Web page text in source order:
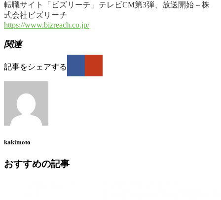
転職サイト「ビズリーチ」テレビCM第3弾、放送開始 – 株
式会社ビズリーチ
https://www.bizreach.co.jp/
関連
記事をシェアする
kakimoto
おすすめの記事